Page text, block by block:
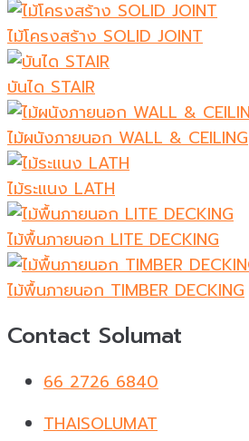
ไม้โครงสร้าง SOLID JOINT
บันได STAIR
ไม้ผนังภายนอก WALL & CEILING
ไม้ระแนง LATH
ไม้พื้นภายนอก LITE DECKING
ไม้พื้นภายนอก TIMBER DECKING
Contact Solumat
66 2726 6840
THAISOLUMAT